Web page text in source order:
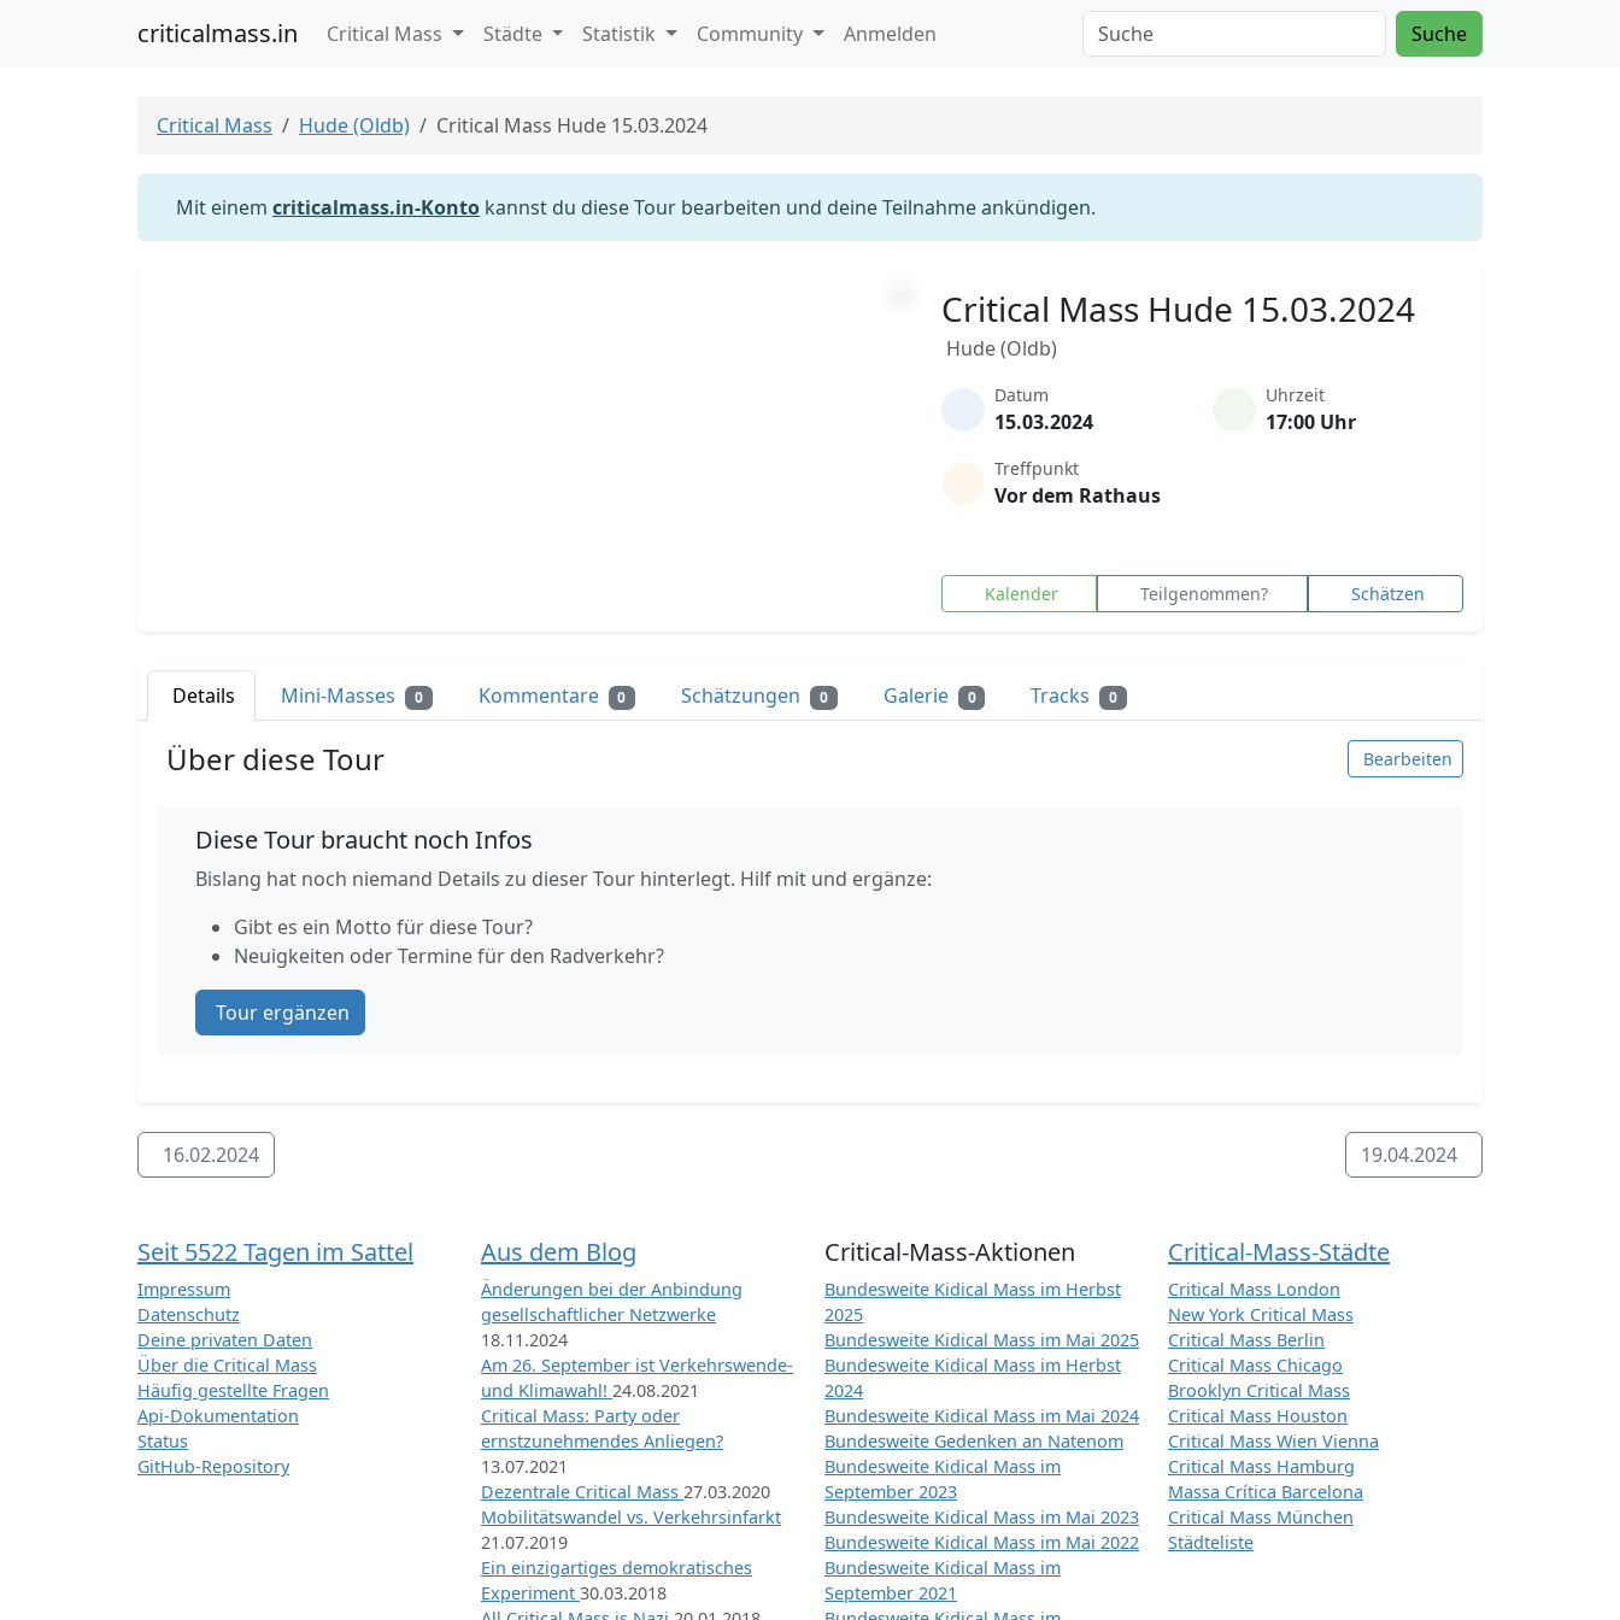
criticalmass.in Critical Mass Städte Statistik Community Anmelden Suche
Critical Mass Hude (Oldb) Critical Mass Hude 15.03.2024
Mit einem criticalmass.in-Konto kannst du diese Tour bearbeiten und deine Teilnahme ankündigen.
Critical Mass Hude 15.03.2024
Hude (Oldb)
Datum
15.03.2024
Uhrzeit
17:00 Uhr
Treffpunkt
Vor dem Rathaus
Kalender Teilgenommen? Schätzen
Details Mini-Masses 0 Kommentare 0 Schätzungen 0 Galerie 0 Tracks 0
Über diese Tour Bearbeiten
Diese Tour braucht noch Infos
Bislang hat noch niemand Details zu dieser Tour hinterlegt. Hilf mit und ergänze:
Gibt es ein Motto für diese Tour?
Neuigkeiten oder Termine für den Radverkehr?
Tour ergänzen
16.02.2024 19.04.2024
Seit 5522 Tagen im Sattel
Impressum
Datenschutz
Deine privaten Daten
Über die Critical Mass
Häufig gestellte Fragen
Api-Dokumentation
Status
GitHub-Repository
Aus dem Blog
Änderungen bei der Anbindung
gesellschaftlicher Netzwerke
18.11.2024
Am 26. September ist Verkehrswende-
und Klimawahl! 24.08.2021
Critical Mass: Party oder
ernstzunehmendes Anliegen?
13.07.2021
Dezentrale Critical Mass 27.03.2020
Mobilitätswandel vs. Verkehrsinfarkt
21.07.2019
Ein einzigartiges demokratisches
Experiment 30.03.2018
Critical-Mass-Aktionen
Bundesweite Kidical Mass im Herbst
2025
Bundesweite Kidical Mass im Mai 2025
Bundesweite Kidical Mass im Herbst
2024
Bundesweite Kidical Mass im Mai 2024
Bundesweite Gedenken an Natenom
Bundesweite Kidical Mass im
September 2023
Bundesweite Kidical Mass im Mai 2023
Bundesweite Kidical Mass im Mai 2022
Bundesweite Kidical Mass im
September 2021
Critical-Mass-Städte
Critical Mass London
New York Critical Mass
Critical Mass Berlin
Critical Mass Chicago
Brooklyn Critical Mass
Critical Mass Houston
Critical Mass Wien Vienna
Critical Mass Hamburg
Massa Crítica Barcelona
Critical Mass München
Städteliste